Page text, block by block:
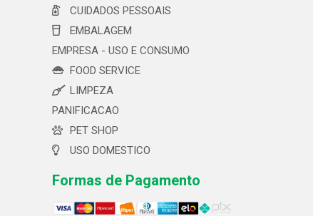
CUIDADOS PESSOAIS
EMBALAGEM
EMPRESA - USO E CONSUMO
FOOD SERVICE
LIMPEZA
PANIFICACAO
PET SHOP
USO DOMESTICO
Formas de Pagamento